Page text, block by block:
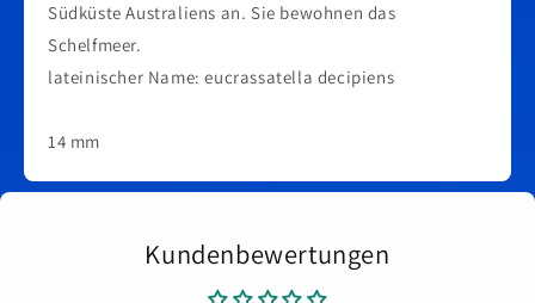
Südküste Australiens an. Sie bewohnen das
Schelfmeer.
lateinischer Name: eucrassatella decipiens
14 mm
Kundenbewertungen